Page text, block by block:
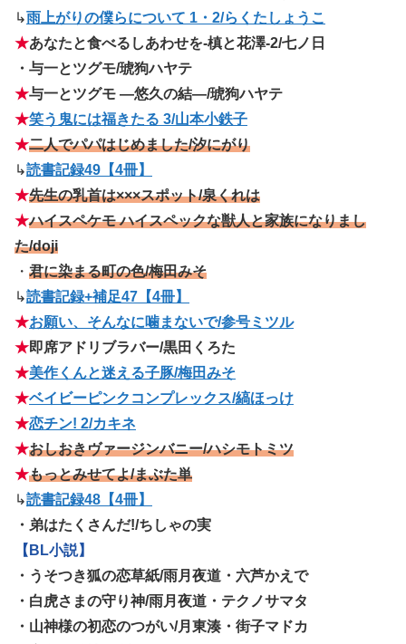
↳雨上がりの僕らについて 1・2/らくたしょうこ
★あなたと食べるしあわせを‐槙と花澤‐2/七ノ日
・与一とツグモ/琥狗ハヤテ
★与一とツグモ ―悠久の結―/琥狗ハヤテ
★笑う鬼には福きたる 3/山本小鉄子
★二人でパパはじめました/汐にがり
↳読書記録49【4冊】
★先生の乳首は×××スポット/泉くれは
★ハイスペケモ ハイスペックな獣人と家族になりまし
た/doji
・ 君に染まる町の色/梅田みそ
↳読書記録+補足47 【4冊】
★お願い、そんなに噛まないで/参号ミツル
★即席アドリブラバー/黒田くろた
★美作くんと迷える子豚/梅田みそ
★ベイビーピンクコンプレックス/縞ほっけ
★恋チン! 2/カキネ
★おしおきヴァージンバニー/ハシモトミツ
★もっとみせてよ/まぶた単
↳読書記録48【4冊】
・弟はたくさんだ!/ちしゃの実
【BL小説】
・うそつき狐の恋草紙/雨月夜道・六芦かえで
・白虎さまの守り神/雨月夜道・テクノサマタ
・山神様の初恋のつがい/月東湊・街子マドカ